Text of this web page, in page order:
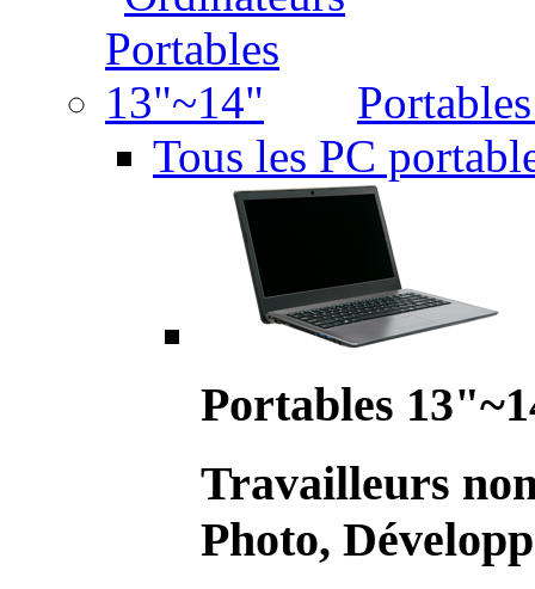
Tous les PC
Portables
Travailleurs
Photo,